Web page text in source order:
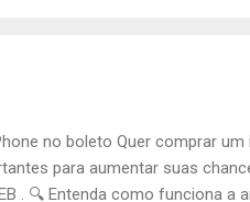
no boleto Quer comprar
para aumentar suas
. 🔍 Entenda como funciona a